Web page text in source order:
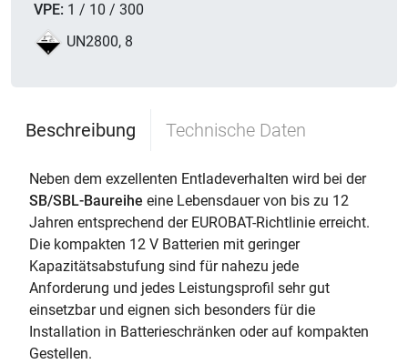
VPE: 1 / 10 / 300
UN2800, 8
Beschreibung Technische Daten
Neben dem exzellenten Entladeverhalten wird bei der
SB/SBL-Baureihe eine Lebensdauer von bis zu 12
Jahren entsprechend der EUROBAT-Richtlinie erreicht.
Die kompakten 12 V Batterien mit geringer
Kapazitätsabstufung sind für nahezu jede
Anforderung und jedes Leistungsprofil sehr gut
einsetzbar und eignen sich besonders für die
Installation in Batterieschränken oder auf kompakten
Gestellen.